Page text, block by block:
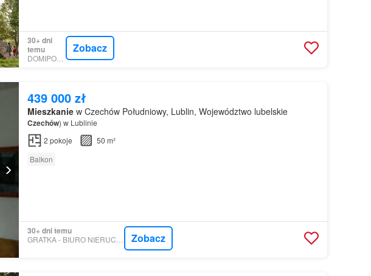
30+ dni
temu
DOMIPORTA
Zobacz
439 000 zł
Mieszkaniew Czechów Południowy, Lublin, Województwo lubelskie
Czechów) w Lublinie
2 pokoje
50 m²
Balkon
30+ dni temu
Zobacz